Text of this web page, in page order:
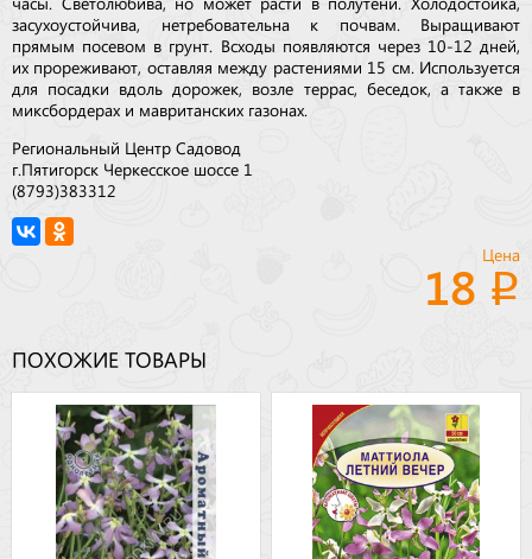
часы. Светолюбива, но может расти в полутени. Холодостойка,
засухоустойчива, нетребовательна к почвам. Выращивают
прямым посевом в грунт. Всходы появляются через 10-12 дней,
их прореживают, оставляя между растениями 15 см. Используется
для посадки вдоль дорожек, возле террас, беседок, а также в
миксбордерах и мавританских газонах.
Региональный Центр Садовод
г.Пятигорск Черкесское шоссе 1
(8793)383312
Цена
18
ПОХОЖИЕ ТОВАРЫ